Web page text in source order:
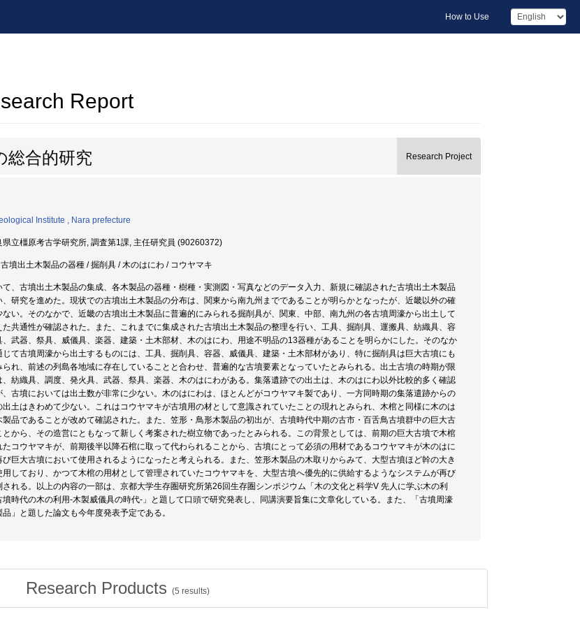
How to Use
Report
総合的研究 Research Project
Institute , Nara prefecture
県立橿原考古学研究所, 調査第1課, 主任研究員 (90260372)
墳出土木製品の器種 / 掘削具 / 木のはにわ / コウヤマキ
、古墳出土木製品の集成、各木製品の器種・樹種・実測図・写真などのデータ入力、新規に確認された古墳出土木製品
研究を進めた。現状での古墳出土木製品の分布は、関東から南九州までであることが明らかとなったが、近畿以外の確
い。そのなかで、近畿の古墳出土木製品に普遍的にみられる掘削具が、関東、中部、南九州の各古墳周濠から出土して
た共通性が確認された。また、これまでに集成された古墳出土木製品の整理を行い、工具、掘削具、運搬具、紡織具、容
武器、祭具、威儀具、楽器、建築・土木部材、木のはにわ、用途不明品の13器種があることを明らかにした。そのなか
て古墳周濠から出土するものには、工具、掘削具、容器、威儀具、建築・土木部材があり、特に掘削具は巨大古墳にも
れ、前述の列島各地域に存在していることと合わせ、普遍的な古墳要素となっていたとみられる。出土古墳の時期が限
、紡織具、調度、発火具、武器、祭具、楽器、木のはにわがある。集落遺跡での出土は、木のはにわ以外比較的多く確認
古墳においては出土数が非常に少ない。木のはにわは、ほとんどがコウヤマキ製であり、一方同時期の集落遣跡からの
出土はきわめて少ない。これはコウヤマキが古墳用の材として意識されていたことの現れとみられ、木棺と同様に木のは
製品であることが改めて確認された。また、笠形・鳥形木製品の初出が、古墳時代中期の古市・百舌鳥古墳群中の巨大古
から、その造営にともなって新しく考案された樹立物であったとみられる。この背景としては、前期の巨大古墳で木棺
たコウヤマキが、前期後半以降石棺に取って代わられることから、古墳にとって必須の用材であるコウヤマキが木のはに
巨大古墳において使用されるようになったと考えられる。また、笠形木製品の木取りからみて、大型古墳ほど幹の大き
用しており、かつて木棺の用材として管理されていたコウヤマキを、大型古墳へ優先的に供給するようなシステムが再び
れる。以上の内容の一部は、京都大学生存圏研究所第26回生存圏シンポジウム「木の文化と科学V 先人に学ぶ木の利
墳時代の木の利用-木製威儀具の時代-」と題して口頭で研究発表し、同講演要旨集に文章化している。また、「古墳周濠
」と題した論文も今年度発表予定である。
Research Products (5 results)